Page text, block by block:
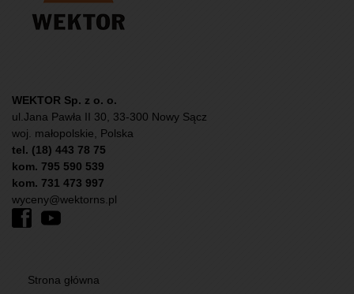
WEKTOR Sp. z o. o.
ul.Jana Pawła II 30, 33-300 Nowy Sącz
woj. małopolskie, Polska
tel. (18) 443 78 75
kom. 795 590 539
kom. 731 473 997
wyceny@wektorns.pl
Strona główna